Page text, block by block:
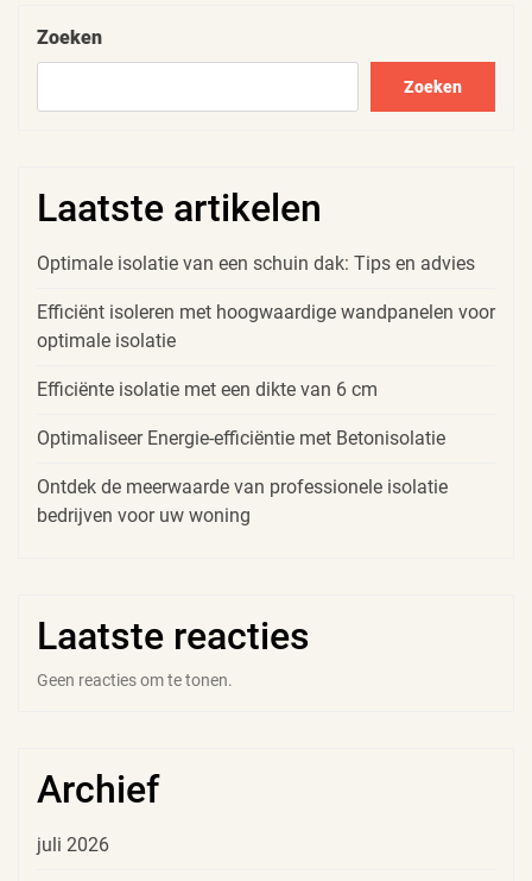
Zoeken
Zoeken
Laatste artikelen
Optimale isolatie van een schuin dak: Tips en advies
Efficiënt isoleren met hoogwaardige wandpanelen voor
optimale isolatie
Efficiënte isolatie met een dikte van 6 cm
Optimaliseer Energie-efficiëntie met Betonisolatie
Ontdek de meerwaarde van professionele isolatie
bedrijven voor uw woning
Laatste reacties
Geen reacties om te tonen.
Archief
juli 2026